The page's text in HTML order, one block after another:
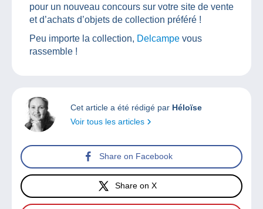
pour un nouveau concours sur votre site de vente
et d’achats d’objets de collection préféré !
Peu importe la collection, Delcampe vous
rassemble !
Cet article a été rédigé par Héloïse
Voir tous les articles
Share on Facebook
Share on X